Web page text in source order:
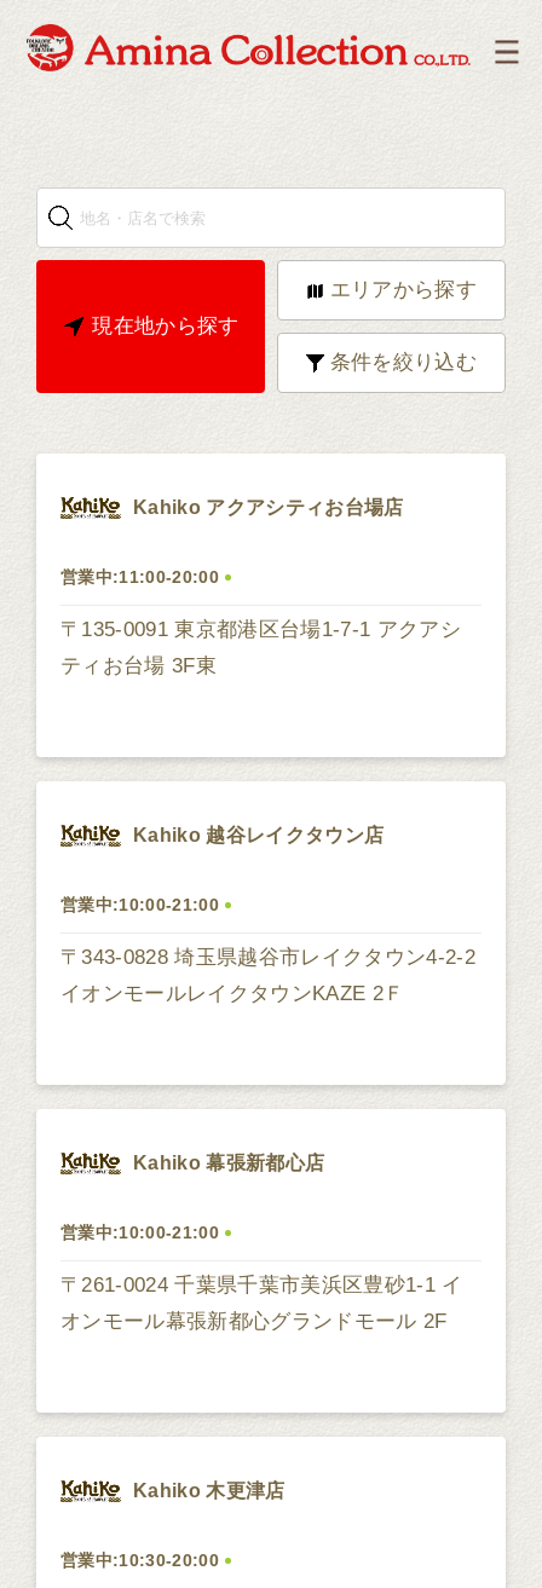
現在地から探す
エリアから探す
条件を絞り込む
Kahiko アクアシティお台場店
営業中:11:00-20:00
〒135-0091 東京都港区台場1-7-1 アクアシ
ティお台場 3F東
Kahiko 越谷レイクタウン店
営業中:10:00-21:00
〒343-0828 埼玉県越谷市レイクタウン4-2-2
イオンモールレイクタウンKAZE 2Ｆ
Kahiko 幕張新都心店
営業中:10:00-21:00
〒261-0024 千葉県千葉市美浜区豊砂1-1 イ
オンモール幕張新都心グランドモール 2F
Kahiko 木更津店
営業中:10:30-20:00